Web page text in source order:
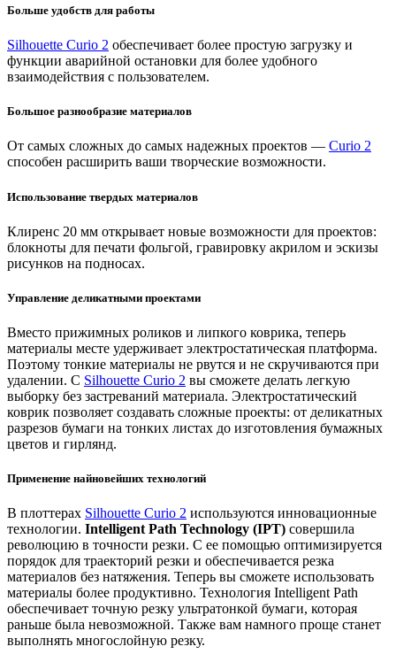
Больше удобств для работы
Silhouette Curio 2 обеспечивает более простую загрузку и
функции аварийной остановки для более удобного
взаимодействия с пользователем.
Большое разнообразие материалов
От самых сложных до самых надежных проектов — Curio 2
способен расширить ваши творческие возможности.
Использование твердых материалов
Клиренс 20 мм открывает новые возможности для проектов:
блокноты для печати фольгой, гравировку акрилом и эскизы
рисунков на подносах.
Управление деликатными проектами
Вместо прижимных роликов и липкого коврика, теперь
материалы месте удерживает электростатическая платформа.
Поэтому тонкие материалы не рвутся и не скручиваются при
удалении. С Silhouette Curio 2 вы сможете делать легкую
выборку без застреваний материала. Электростатический
коврик позволяет создавать сложные проекты: от деликатных
разрезов бумаги на тонких листах до изготовления бумажных
цветов и гирлянд.
Применение найновейших технологий
В плоттерах Silhouette Curio 2 используются инновационные
технологии. Intelligent Path Technology (IPT) совершила
революцию в точности резки. С ее помощью оптимизируется
порядок для траекторий резки и обеспечивается резка
материалов без натяжения. Теперь вы сможете использовать
материалы более продуктивно. Технология Intelligent Path
обеспечивает точную резку ультратонкой бумаги, которая
раньше была невозможной. Также вам намного проще станет
выполнять многослойную резку.